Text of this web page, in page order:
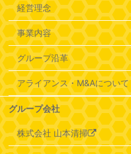
経営理念
事業内容
グループ沿革
アライアンス・M&Aについて
グループ会社
株式会社 山本清掃